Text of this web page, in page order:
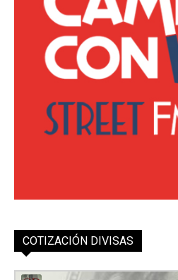
COTIZACIÓN DIVISAS